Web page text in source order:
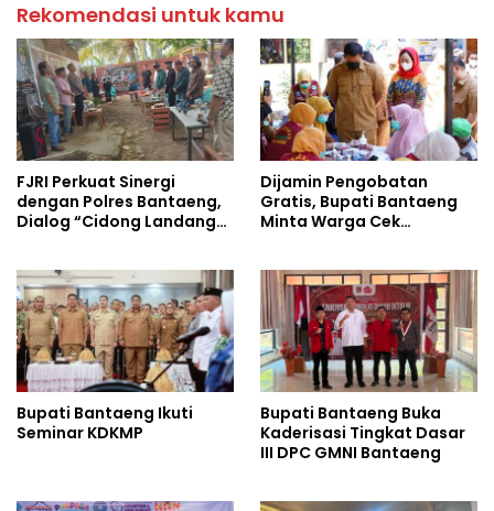
Rekomendasi untuk kamu
FJRI Perkuat Sinergi
dengan Polres Bantaeng,
Dialog “Cidong Landang”
Dijamin Pengobatan
Gratis, Bupati Bantaeng
Minta Warga Cek
Bupati Bantaeng Ikuti
Seminar KDKMP
Bupati Bantaeng Buka
Kaderisasi Tingkat Dasar
III DPC GMNI Bantaeng